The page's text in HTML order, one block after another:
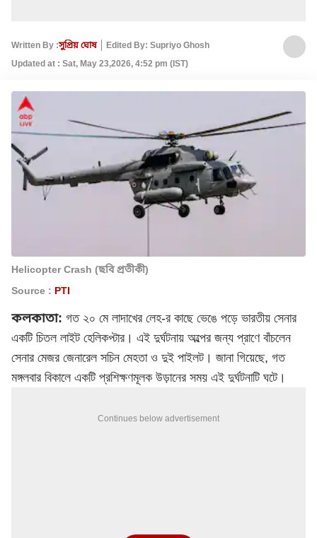
Written By :সুপ্রিয় ঘোষ
Edited By: Supriyo Ghosh
Updated at : Sat, May 23,2026, 4:52 pm (IST)
Helicopter Crash (ছবি প্রতীকী)
Source : PTI
কলকাতা: গত ২০ মে লাদাখের লেহ-র কাছে ভেঙে পড়ে ভারতীয় সেনার
একটি চিতল লাইট হেলিকপ্টার। এই দুর্ঘটনায় অল্পের জন্য প্রাণে বাঁচলেন
সেনার মেজর জেনারেল সচিন মেহতা ও দুই পাইলট। জানা গিয়েছে, গত
মঙ্গলবার বিকালে একটি প্রশিক্ষণমূলক উড়ানের সময় এই দুর্ঘটনাটি ঘটে।
Continues below advertisement